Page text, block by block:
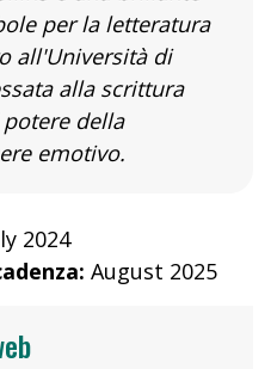
per la letteratura
all'Università di
alla scrittura
della
emotivo.
2024
August 2025